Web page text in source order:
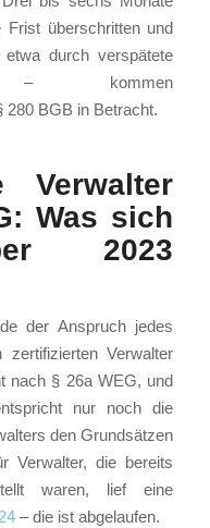
überschritten und
durch verspätete
– kommen
280 BGB in Betracht.
Verwalter
Was sich
2023
der Anspruch jedes
zertifizierten Verwalter
nach § 26a WEG, und
nur noch die
den Grundsätzen
Verwalter, die bereits
waren, lief eine
– die ist abgelaufen.